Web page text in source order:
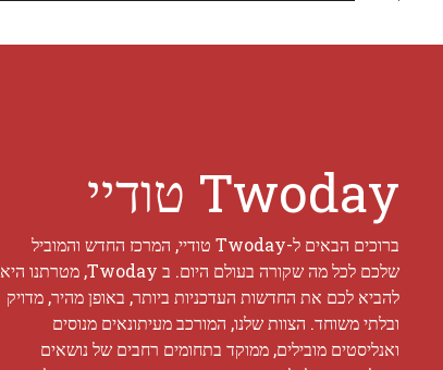
Twoday טודיי
ברוכים הבאים ל-Twoday טודיי, המרכז החדש והמוביל
שלכם לכל מה שקורה בעולם היום. ב Twoday, מטרתנו היא
להביא לכם את החדשות העדכניות ביותר, באופן מהיר, מדויק
ובלתי משוחד. הצוות שלנו, המורכב מעיתונאים מנוסים
ואנליסטים מובילים, ממוקד בתחומים רחבים של נושאים